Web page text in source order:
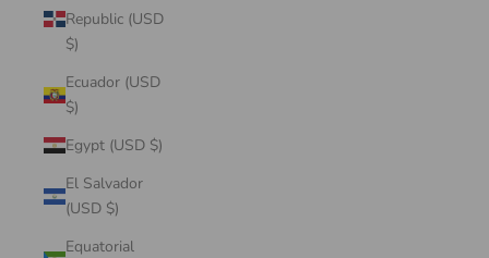
Republic (USD
$)
Ecuador (USD
$)
Egypt (USD $)
El Salvador
(USD $)
Equatorial